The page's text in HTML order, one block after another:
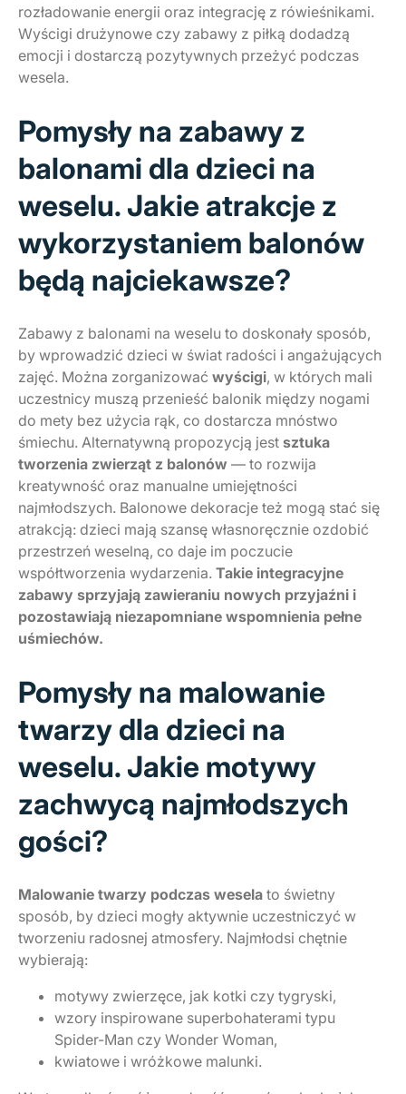
rozładowanie energii oraz integrację z rówieśnikami.
Wyścigi drużynowe czy zabawy z piłką dodadzą
emocji i dostarczą pozytywnych przeżyć podczas
wesela.
Pomysły na zabawy z
balonami dla dzieci na
weselu. Jakie atrakcje z
wykorzystaniem balonów
będą najciekawsze?
Zabawy z balonami na weselu to doskonały sposób,
by wprowadzić dzieci w świat radości i angażujących
zajęć. Można zorganizować wyścigi, w których mali
uczestnicy muszą przenieść balonik między nogami
do mety bez użycia rąk, co dostarcza mnóstwo
śmiechu. Alternatywną propozycją jest sztuka
tworzenia zwierząt z balonów — to rozwija
kreatywność oraz manualne umiejętności
najmłodszych. Balonowe dekoracje też mogą stać się
atrakcją: dzieci mają szansę własnoręcznie ozdobić
przestrzeń weselną, co daje im poczucie
współtworzenia wydarzenia. Takie integracyjne
zabawy sprzyjają zawieraniu nowych przyjaźni i
pozostawiają niezapomniane wspomnienia pełne
uśmiechów.
Pomysły na malowanie
twarzy dla dzieci na
weselu. Jakie motywy
zachwycą najmłodszych
gości?
Malowanie twarzy podczas wesela to świetny
sposób, by dzieci mogły aktywnie uczestniczyć w
tworzeniu radosnej atmosfery. Najmłodsi chętnie
wybierają:
motywy zwierzęce, jak kotki czy tygryski,
wzory inspirowane superbohaterami typu
Spider-Man czy Wonder Woman,
kwiatowe i wróżkowe malunki.